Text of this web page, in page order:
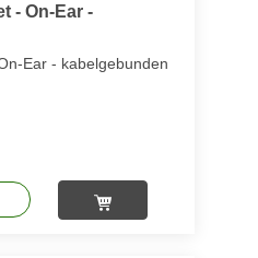
- On-Ear -
Ear - kabelgebunden